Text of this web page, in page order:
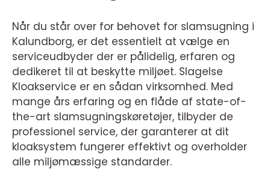
Når du står over for behovet for slamsugning i
Kalundborg, er det essentielt at vælge en
serviceudbyder der er pålidelig, erfaren og
dedikeret til at beskytte miljøet. Slagelse
Kloakservice er en sådan virksomhed. Med
mange års erfaring og en flåde af state-of-
the-art slamsugningskøretøjer, tilbyder de
professionel service, der garanterer at dit
kloaksystem fungerer effektivt og overholder
alle miljømæssige standarder.